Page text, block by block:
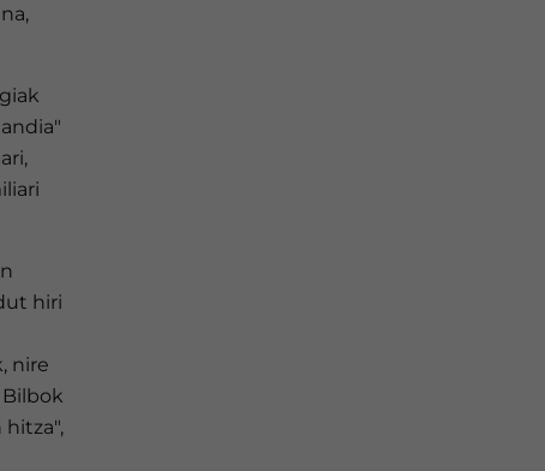
hiri
nire
hitza",